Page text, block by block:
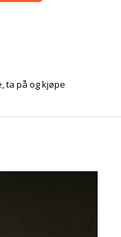
ta på og kjøpe